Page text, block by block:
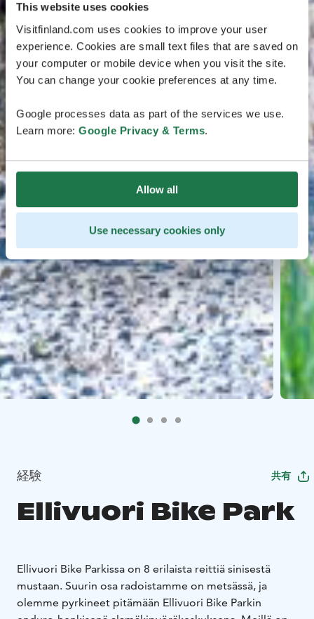
This website uses cookies
Visitfinland.com uses cookies to improve your user
experience. Cookies are small text files that are saved on
your computer or mobile device when you visit the site.
You can change your cookie preferences at any time.
Google processes data as part of the services we use.
Learn more: Google Privacy & Terms.
Allow all
Use necessary cookies only
経験 共有
Ellivuori Bike Park
Ellivuori Bike Parkissa on 8 erilaista reittiä sinisestä
mustaan. Suurin osa radoistamme on metsässä, ja
olemme pyrkineet pitämään Ellivuori Bike Parkin